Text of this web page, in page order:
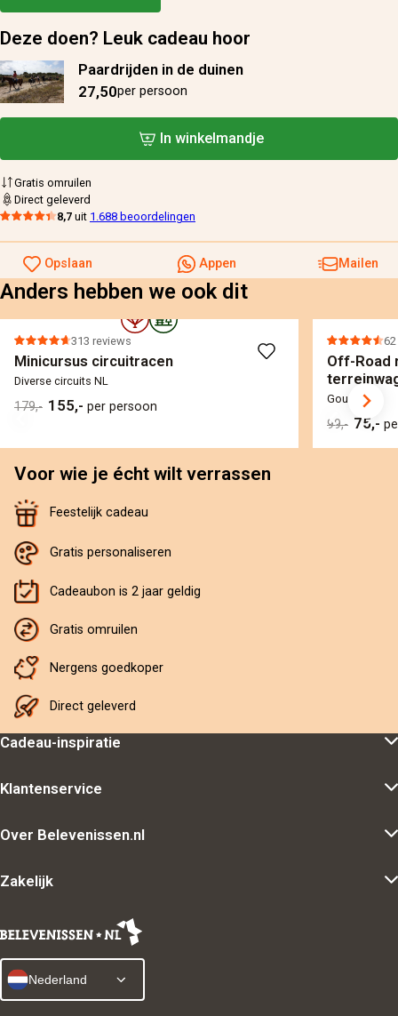
Deze doen? Leuk cadeau hoor
Paardrijden in de duinen
27,50per persoon
In winkelmandje
Gratis omruilen
Direct geleverd
8,7 uit 1.688 beoordelingen
Opslaan Appen Mailen
Anders hebben we ook dit
313 reviews
Minicursus circuitracen
Diverse circuits NL
179,- 155,- per persoon
Off-Road
Gouda
99,- 75,-
Voor wie je écht wilt verrassen
Feestelijk cadeau
Gratis personaliseren
Cadeaubon is 2 jaar geldig
Gratis omruilen
Nergens goedkoper
Direct geleverd
Cadeau-inspiratie
Klantenservice
Over Belevenissen.nl
Zakelijk
Nederland